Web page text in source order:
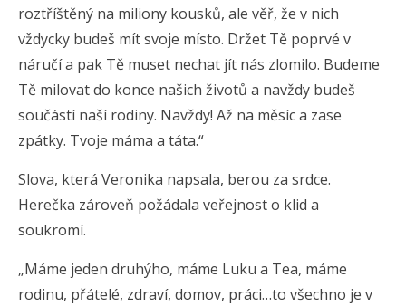
roztříštěný na miliony kousků, ale věř, že v nich
vždycky budeš mít svoje místo. Držet Tě poprvé v
náručí a pak Tě muset nechat jít nás zlomilo. Budeme
Tě milovat do konce našich životů a navždy budeš
součástí naší rodiny. Navždy! Až na měsíc a zase
zpátky. Tvoje máma a táta.“
Slova, která Veronika napsala, berou za srdce.
Herečka zároveň požádala veřejnost o klid a
soukromí.
„Máme jeden druhýho, máme Luku a Tea, máme
rodinu, přátelé, zdraví, domov, práci…to všechno je v